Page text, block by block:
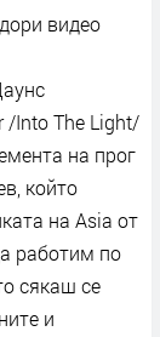
видео
/Into The Light/
на прог
който
на Asia от
работим по
сякаш се
и